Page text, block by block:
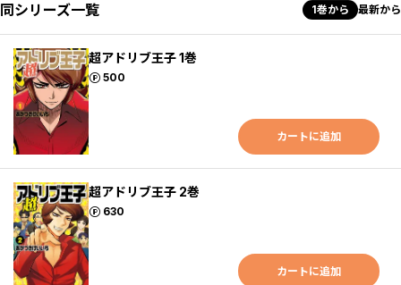
同シリーズ一覧 1巻から 最新から
超アドリブ王子 1巻
500
ポイント
カートに追加
超アドリブ王子 2巻
630
ポイント
カートに追加